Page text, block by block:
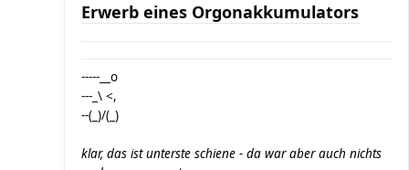
Erwerb eines Orgonakkumulators
-----__o
---_\ <,
--(_)/(_)
klar, das ist unterste schiene - da war aber auch nichts